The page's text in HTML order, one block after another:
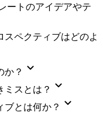
ートのアイデアやテ
スペクティブはどのよ
か？
ミスとは？
ブとは何か？